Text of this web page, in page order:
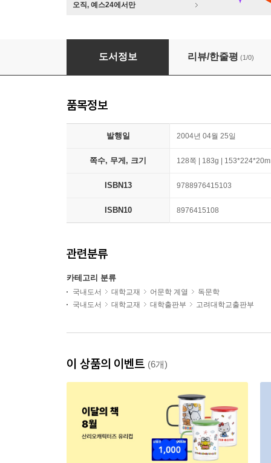
오직, 예스24에서만
히페리온의 노래
도서정보 리뷰/한줄평 (1/0)
품목정보
발행일 2004년 04월 25일
쪽수, 무게, 크기 128쪽 | 183g |
ISBN13 9788976415103
ISBN10 8976415108
관련분류
카테고리 분류
국내도서 대학교재 어문학 계열
독문학
국내도서
대학교재 대학출판부 고려대학교출판부
이 상품의 이벤트 (6개)